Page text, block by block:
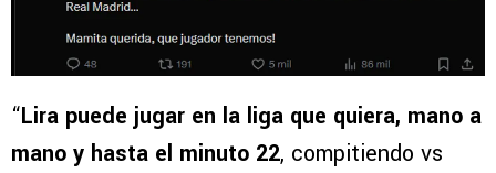
“Lira puede jugar en la liga que quiera, mano a
mano y hasta el minuto 22, compitiendo vs